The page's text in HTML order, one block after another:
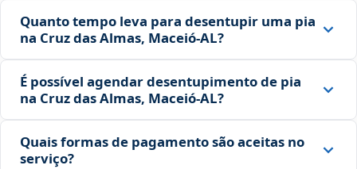
Quanto tempo leva para desentupir uma pia
na Cruz das Almas, Maceió‑AL?
É possível agendar desentupimento de pia
na Cruz das Almas, Maceió‑AL?
Quais formas de pagamento são aceitas no
serviço?